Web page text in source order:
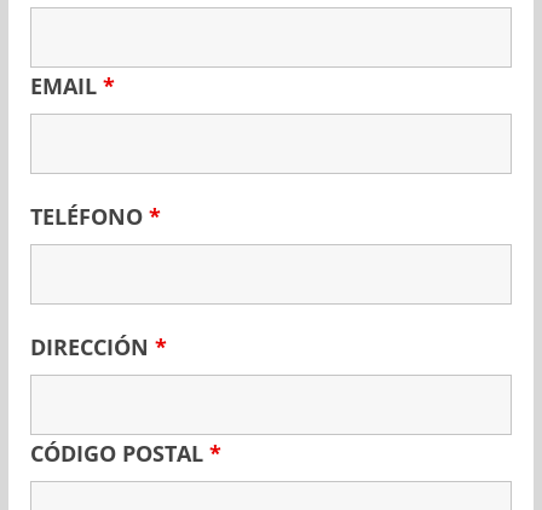
EMAIL *
TELÉFONO *
DIRECCIÓN *
CÓDIGO POSTAL *